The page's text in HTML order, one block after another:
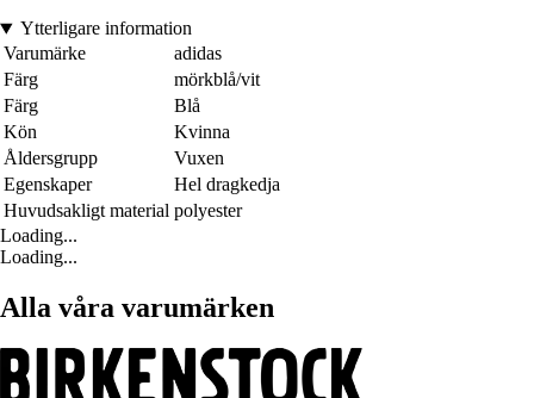
Ytterligare information
Varumärke
adidas
Färg
mörkblå/vit
Färg
Blå
Kön
Kvinna
Åldersgrupp
Vuxen
Egenskaper
Hel dragkedja
Huvudsakligt material polyester
Loading...
Loading...
Alla våra varumärken